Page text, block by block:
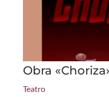
Obra
Teatro